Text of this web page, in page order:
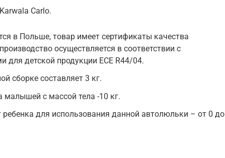
Carlo.
в Польше, товар имеет сертификаты качества
осуществляется в соответствии с
для детской продукции ЕСЕ R44/04.
сборке составляет 3 кг.
малышей с массой тела -10 кг.
для использования данной автолюльки – от 0 до